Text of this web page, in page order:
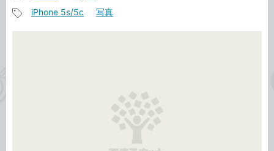
事
カ
iPhone 5s/5c 写真